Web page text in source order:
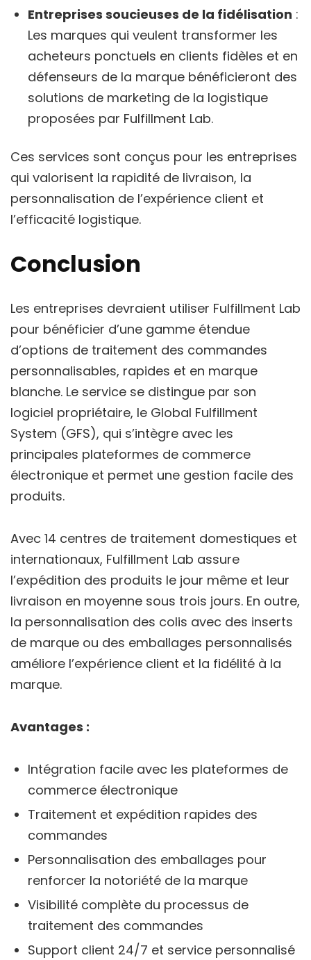
Entreprises soucieuses de la fidélisation :
Les marques qui veulent transformer les
acheteurs ponctuels en clients fidèles et en
défenseurs de la marque bénéficieront des
solutions de marketing de la logistique
proposées par Fulfillment Lab.
Ces services sont conçus pour les entreprises
qui valorisent la rapidité de livraison, la
personnalisation de l’expérience client et
l’efficacité logistique.
Conclusion
Les entreprises devraient utiliser Fulfillment Lab
pour bénéficier d’une gamme étendue
d’options de traitement des commandes
personnalisables, rapides et en marque
blanche. Le service se distingue par son
logiciel propriétaire, le Global Fulfillment
System (GFS), qui s’intègre avec les
principales plateformes de commerce
électronique et permet une gestion facile des
produits.
Avec 14 centres de traitement domestiques et
internationaux, Fulfillment Lab assure
l’expédition des produits le jour même et leur
livraison en moyenne sous trois jours. En outre,
la personnalisation des colis avec des inserts
de marque ou des emballages personnalisés
améliore l’expérience client et la fidélité à la
marque.
Avantages :
Intégration facile avec les plateformes de
commerce électronique
Traitement et expédition rapides des
commandes
Personnalisation des emballages pour
renforcer la notoriété de la marque
Visibilité complète du processus de
traitement des commandes
Support client 24/7 et service personnalisé